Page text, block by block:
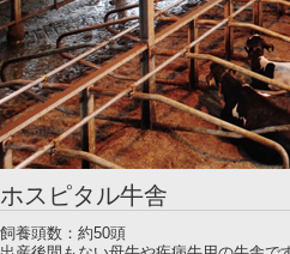
ホスピタル牛舎
飼養頭数：約50頭